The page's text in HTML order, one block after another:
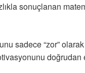
sonuçlanan
sadece “zor”
doğrudan